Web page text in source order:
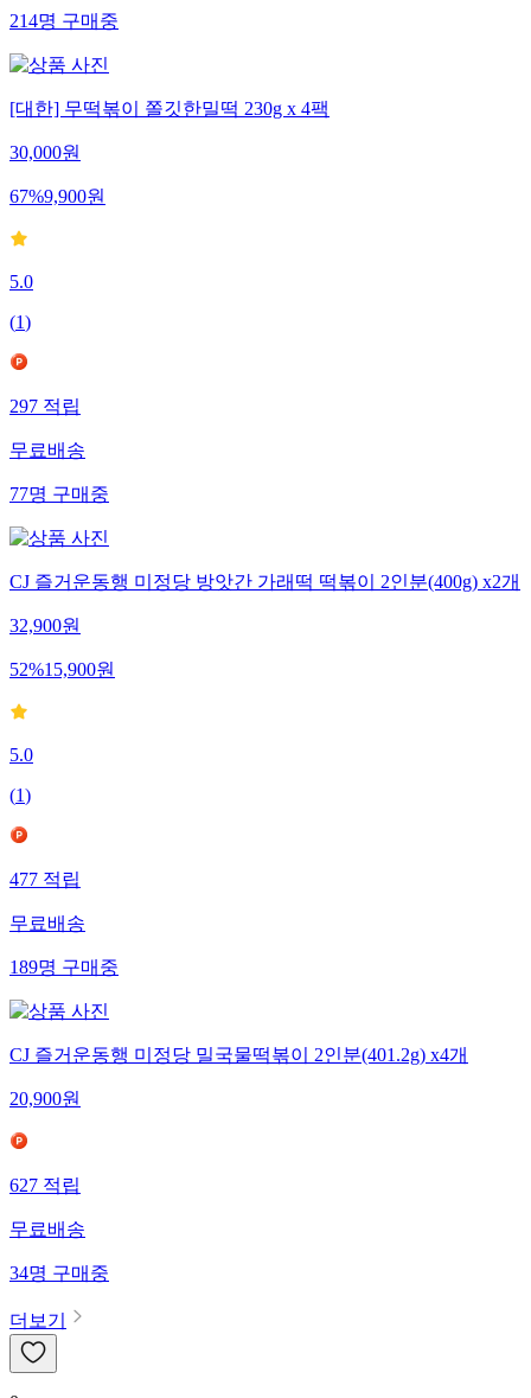
214명구매중
[대한] 무떡볶이 쫄깃한밀떡 230g x 4팩
30,000원
67%9,900원
5.0
(1)
297적립
무료배송
77명구매중
CJ 즐거운동행 미정당 방앗간 가래떡 떡볶이 2인분(400g) x2개
32,900원
52%15,900원
5.0
(1)
477적립
무료배송
189명구매중
CJ 즐거운동행 미정당 밀국물떡볶이 2인분(401.2g) x4개
20,900원
627적립
무료배송
34명구매중
더보기